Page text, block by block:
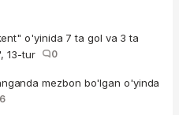
o'yinida 7 ta gol va 3 ta
13-tur
0
mezbon bo'lgan o'yinda
6